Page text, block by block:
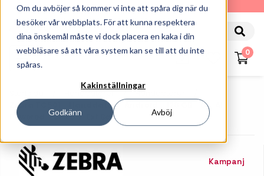
Om du avböjer så kommer vi inte att spåra dig när du
besöker vår webbplats. För att kunna respektera
dina önskemål måste vi dock placera en kaka i din
webbläsare så att våra system kan se till att du inte
spåras.
Kakinställningar
Godkänn Avböj
010-162 61 90
0
Handdatorer
Handdatorer
Zebra TC501 - Handdator - Android - 128 GB - 6" -AI-
Powered-ESIM 5G-Ext.bat.
Kampanj